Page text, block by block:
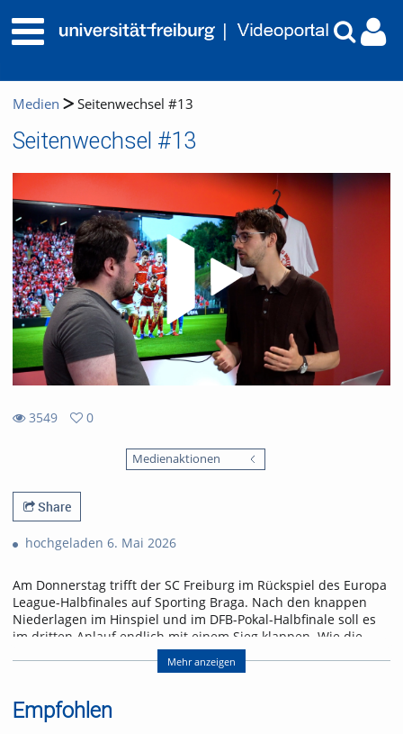
Medien Seitenwechsel #13
Seitenwechsel #13
3549
0
Medienaktionen
Share
hochgeladen 6. Mai 2026
Am Donnerstag trifft der SC Freiburg im Rückspiel des Europa
League-Halbfinales auf Sporting Braga. Nach den knappen
Niederlagen im Hinspiel und im DFB-Pokal-Halbfinale soll es
im dritten Anlauf endlich mit einem Sieg klappen. Wie die
Freiburger den größten Erfolg der Vereinsgeschichte erringen
wollen, erfahrt ihr in der neuen Folge „Seitenwechsel“.
Referent/in:
Andreas Nagel
Mehr anzeigen
Empfohlen